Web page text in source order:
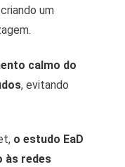
um
calmo do
, evitando
o estudo EaD
às redes